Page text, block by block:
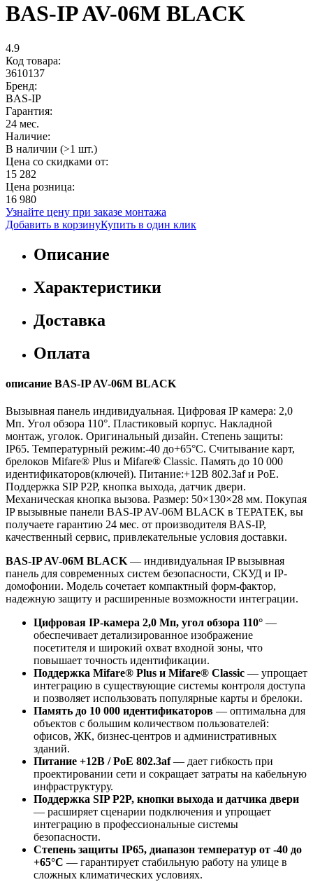
BAS-IP AV-06M BLACK
4.9
Код товара:
3610137
Бренд:
BAS-IP
Гарантия:
24 мес.
Наличие:
В наличии (>1 шт.)
Цена со скидками от:
15 282
Цена розница:
16 980
Узнайте цену при заказе монтажа
Добавить в корзинуКупить в один клик
Описание
Характеристики
Доставка
Оплата
описание BAS-IP AV-06M BLACK
Вызывная панель индивидуальная. Цифровая IP камера: 2,0
Мп. Угол обзора 110°. Пластиковый корпус. Накладной
монтаж, уголок. Оригинальный дизайн. Степень защиты:
IP65. Температурный режим:-40 до+65°C. Считывание карт,
брелоков Mifare® Plus и Mifare® Classic. Память до 10 000
идентификаторов(ключей). Питание:+12В 802.3af и PoE.
Поддержка SIP P2P, кнопка выхода, датчик двери.
Механическая кнопка вызова. Размер: 50×130×28 мм. Покупая
IP вызывные панели BAS-IP AV-06M BLACK в ТЕРАТЕК, вы
получаете гарантию 24 мес. от производителя BAS-IP,
качественный сервис, привлекательные условия доставки.
BAS-IP AV-06M BLACK — индивидуальная IP вызывная
панель для современных систем безопасности, СКУД и IP-
домофонии. Модель сочетает компактный форм-фактор,
надежную защиту и расширенные возможности интеграции.
Цифровая IP-камера 2,0 Мп, угол обзора 110° —
обеспечивает детализированное изображение
посетителя и широкий охват входной зоны, что
повышает точность идентификации.
Поддержка Mifare® Plus и Mifare® Classic — упрощает
интеграцию в существующие системы контроля доступа
и позволяет использовать популярные карты и брелоки.
Память до 10 000 идентификаторов — оптимальна для
объектов с большим количеством пользователей:
офисов, ЖК, бизнес-центров и административных
зданий.
Питание +12В / PoE 802.3af— дает гибкость при
проектировании сети и сокращает затраты на кабельную
инфраструктуру.
Поддержка SIP P2P, кнопки выхода и датчика двери
— расширяет сценарии подключения и упрощает
интеграцию в профессиональные системы
безопасности.
Степень защиты IP65, диапазон температур от -40 до
+65°C — гарантирует стабильную работу на улице в
сложных климатических условиях.